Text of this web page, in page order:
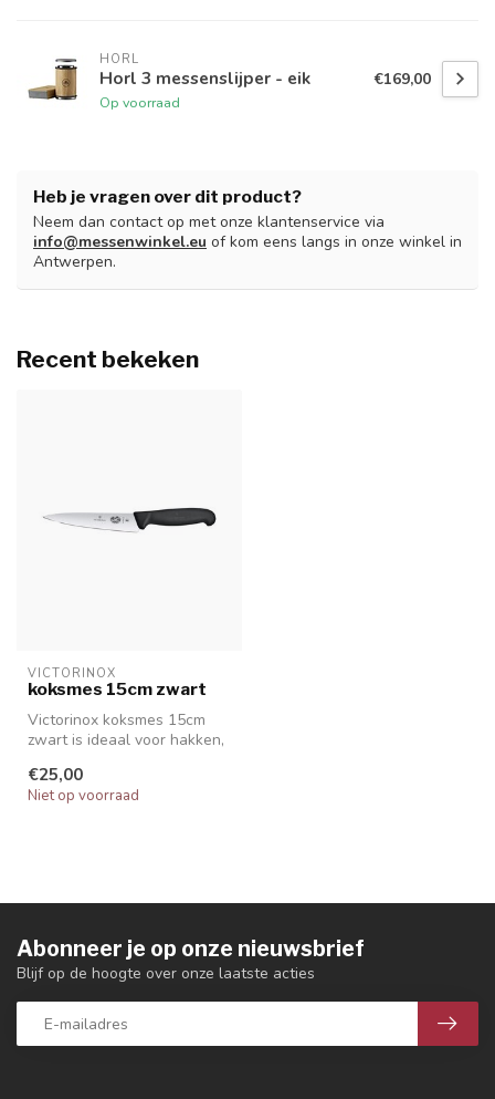
HORL
Horl 3 messenslijper - eik
Op voorraad
€169,00
Heb je vragen over dit product?
Neem dan contact op met onze klantenservice via
info@messenwinkel.eu of kom eens langs in onze winkel in
Antwerpen.
Recent bekeken
VICTORINOX
koksmes 15cm zwart
Victorinox koksmes 15cm
zwart is ideaal voor hakken,
€25,00
Niet op voorraad
Abonneer je op onze nieuwsbrief
Blijf op de hoogte over onze laatste acties